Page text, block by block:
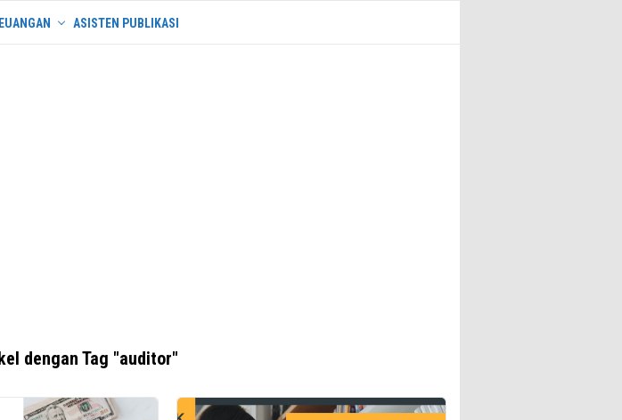
ASISTEN PUBLIKASI
dengan Tag "auditor"